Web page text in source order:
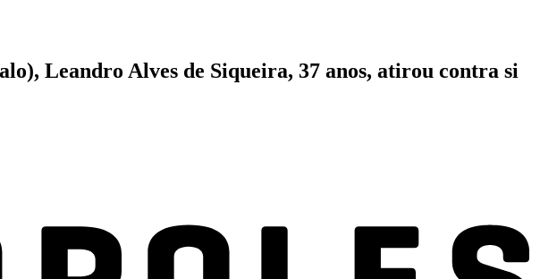
Leandro Alves de Siqueira, 37 anos, atirou contra si